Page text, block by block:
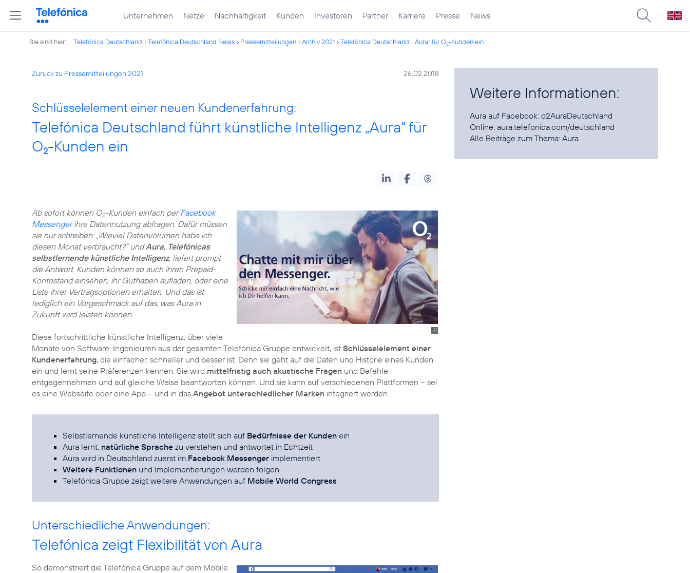
Unternehmen Netze Nachhaltigkeit Kunden Investoren Partner Karriere Presse News
Sie sind hier: Telefónica Deutschland Telefónica Deutschland News Pressemitteilungen Archiv 2021 Telefónica Deutschland ...Aura“ für O2-Kunden ein
Zurück zu Pressemitteilungen 2021 26.02.2018
Schlüsselelement einer neuen Kundenerfahrung:
Telefónica Deutschland führt künstliche Intelligenz „Aura“ für
O2-Kunden ein
Ab sofort können O2-Kunden einfach perFacebook
Messengerihre Datennutzung abfragen. Dafür müssen
sie nur schreiben: „Wieviel Datenvolumen habe ich
diesen Monat verbraucht?“ undAura, Telefónicas
selbstlernende künstliche Intelligenz, liefert prompt
die Antwort. Kunden können so auch ihren Prepaid-
Kontostand einsehen, ihr Guthaben aufladen, oder eine
Liste ihrer Vertragsoptionen erhalten. Und das ist
lediglich ein Vorgeschmack auf das, was Aura in
Zukunft wird leisten können.
Diese fortschrittliche künstliche Intelligenz, über viele
Monate von Software-Ingenieuren aus der gesamten Telefónica Gruppe entwickelt, ist Schlüsselelement einer
Kundenerfahrung, die einfacher, schneller und besser ist. Denn sie geht auf die Daten und Historie eines Kunden
ein und lernt seine Präferenzen kennen. Sie wird mittelfristig auch akustische Fragen und Befehle
entgegennehmen und auf gleiche Weise beantworten können. Und sie kann auf verschiedenen Plattformen – sei
es eine Webseite oder eine App – und in das Angebot unterschiedlicher Marken integriert werden.
Selbstlernende künstliche Intelligenz stellt sich auf Bedürfnisse der Kunden ein
Aura lernt, natürliche Sprache zu verstehen und antwortet in Echtzeit
Aura wird in Deutschland zuerst im Facebook Messenger implementiert
Weitere Funktionen und Implementierungen werden folgen
Telefónica Gruppe zeigt weitere Anwendungen auf Mobile World Congress
Unterschiedliche Anwendungen:
Telefónica zeigt Flexibilität von Aura
So demonstriert die Telefónica Gruppe auf dem Mobile
Weitere Informationen:
Aura auf Facebook:o2AuraDeutschland
Online: aura.telefonica.com/deutschland
Alle Beiträge zum Thema:Aura